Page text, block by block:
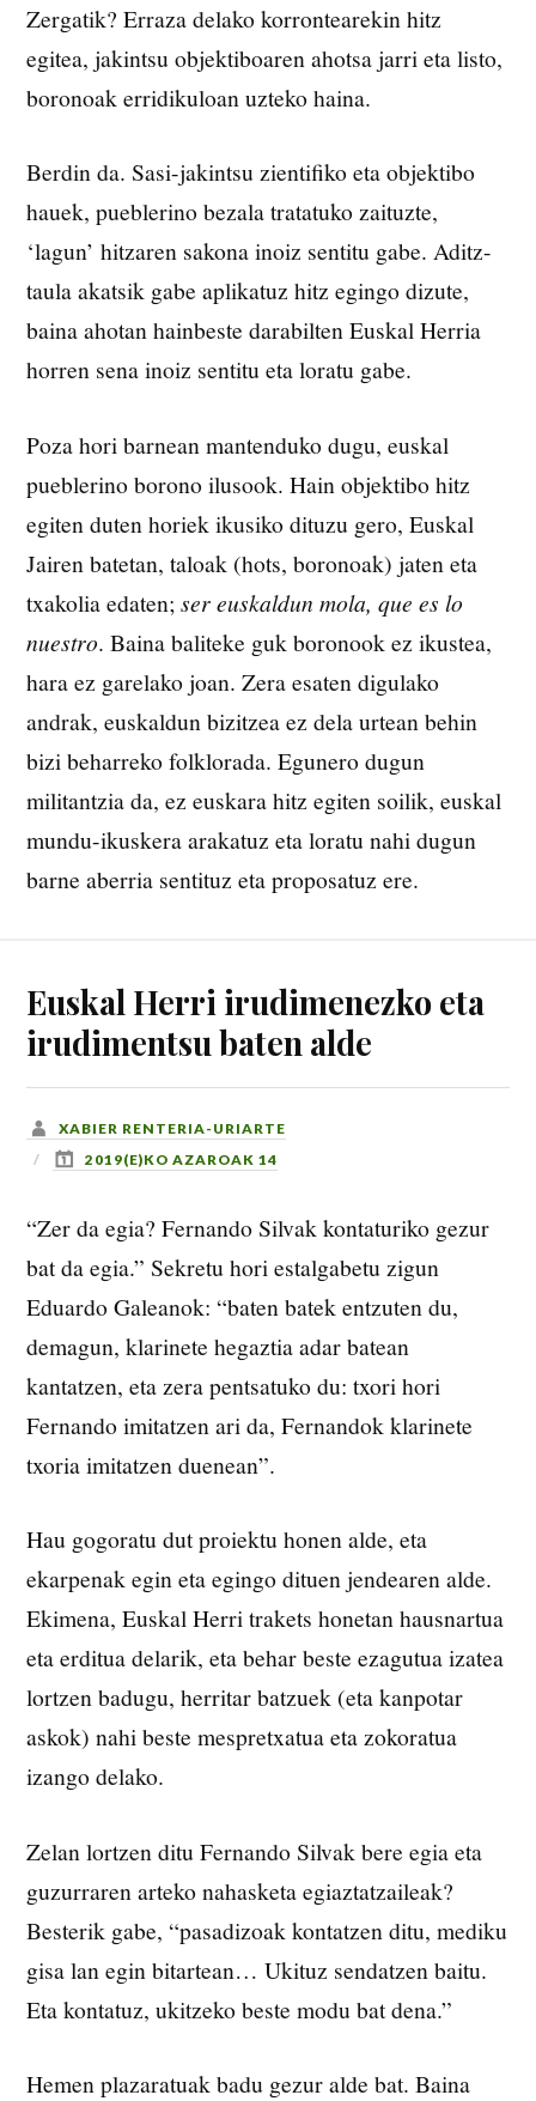
Zergatik? Erraza delako korrontearekin hitz
egitea, jakintsu objektiboaren ahotsa jarri eta listo,
boronoak erridikuloan uzteko haina.
Berdin da. Sasi-jakintsu zientifiko eta objektibo
hauek, pueblerino bezala tratatuko zaituzte,
‘lagun’ hitzaren sakona inoiz sentitu gabe. Aditz-
taula akatsik gabe aplikatuz hitz egingo dizute,
baina ahotan hainbeste darabilten Euskal Herria
horren sena inoiz sentitu eta loratu gabe.
Poza hori barnean mantenduko dugu, euskal
pueblerino borono ilusook. Hain objektibo hitz
egiten duten horiek ikusiko dituzu gero, Euskal
Jairen batetan, taloak (hots, boronoak) jaten eta
txakolia edaten;ser euskaldun mola, que es lo
nuestro. Baina baliteke guk boronook ez ikustea,
hara ez garelako joan. Zera esaten digulako
andrak, euskaldun bizitzea ez dela urtean behin
bizi beharreko folklorada. Egunero dugun
militantzia da, ez euskara hitz egiten soilik, euskal
mundu-ikuskera arakatuz eta loratu nahi dugun
barne aberria sentituz eta proposatuz ere.
Euskal Herri irudimenezko eta
irudimentsu baten alde
XABIER RENTERIA-URIARTE
2019(E)KO AZAROAK 14
“Zer da egia? Fernando Silvak kontaturiko gezur
bat da egia.” Sekretu hori estalgabetu zigun
Eduardo Galeanok: “baten batek entzuten du,
demagun, klarinete hegaztia adar batean
kantatzen, eta zera pentsatuko du: txori hori
Fernando imitatzen ari da, Fernandok klarinete
txoria imitatzen duenean”.
Hau gogoratu dut proiektu honen alde, eta
ekarpenak egin eta egingo dituen jendearen alde.
Ekimena, Euskal Herri trakets honetan hausnartua
eta erditua delarik, eta behar beste ezagutua izatea
lortzen badugu, herritar batzuek (eta kanpotar
askok) nahi beste mespretxatua eta zokoratua
izango delako.
Zelan lortzen ditu Fernando Silvak bere egia eta
guzurraren arteko nahasketa egiaztatzaileak?
Besterik gabe, “pasadizoak kontatzen ditu, mediku
gisa lan egin bitartean… Ukituz sendatzen baitu.
Eta kontatuz, ukitzeko beste modu bat dena.”
Hemen plazaratuak badu gezur alde bat. Baina